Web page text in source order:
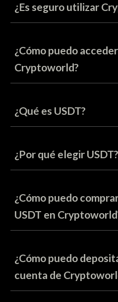
¿Es seguro utilizar
¿Cómo puedo
Cryptoworld?
¿Qué es USDT?
¿Por qué elegir USDT?
¿Cómo puedo
USDT en
¿Cómo puedo
cuenta de